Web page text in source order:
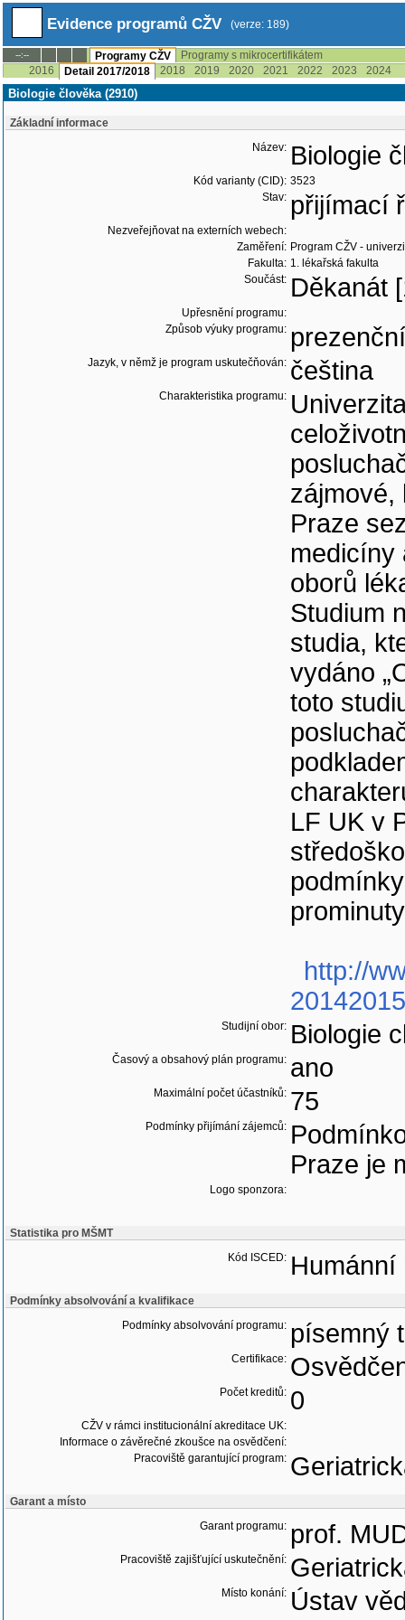
Evidence programů CŽV (verze: 189)
--:-- Programy CŽV
Programy s mikrocertifikátem
2016
Detail 2017/2018 2018 2019 2020 2021 2022 2023 2024
Biologie člověka (2910)
Základní informace
Název: Biologie
Kód varianty (CID): 3523
Stav: přijímací
Nezveřejňovat na externích webech:
Zaměření: Program CŽV -
Fakulta: 1. lékařská fakulta
Součást: Děkanát
Upřesnění programu:
Způsob výuky programu: prezenční
Jazyk, v němž je program uskutečňován: čeština
Charakteristika programu:
zájmové,
Praze
medicíny
oborů
Studium
studia,
vydáno
toto
LF UK v
http://
Studijní obor: Biologie
Časový a obsahový plán programu: ano
Maximální počet účastníků: 75
Podmínky přijímání zájemců:
Praze je
Logo sponzora:
Statistika pro MŠMT
Kód ISCED: Humánní
Podmínky absolvování a kvalifikace
Podmínky absolvování programu: písemný
Certifikace:
Počet kreditů: 0
CŽV v rámci institucionální akreditace UK:
Informace o závěrečné zkoušce na osvědčení:
Pracoviště garantující program:
Garant a místo
Garant programu: prof.
Pracoviště zajišťující uskutečnění:
Místo konání: Ústav